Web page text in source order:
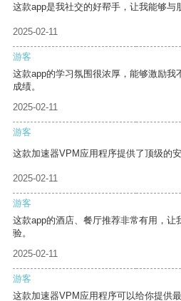
这款app是我社交的好帮手，让我能够与
2025-02-11
游客
这款app的学习氛围很浓厚，能够激励我
成绩。
2025-02-11
游客
这款加速器VPM应用程序提供了顶级的
2025-02-11
游客
这款app的酒店、餐厅推荐非常有用，让
验。
2025-02-11
游客
这款加速器VPM应用程序可以给你提供